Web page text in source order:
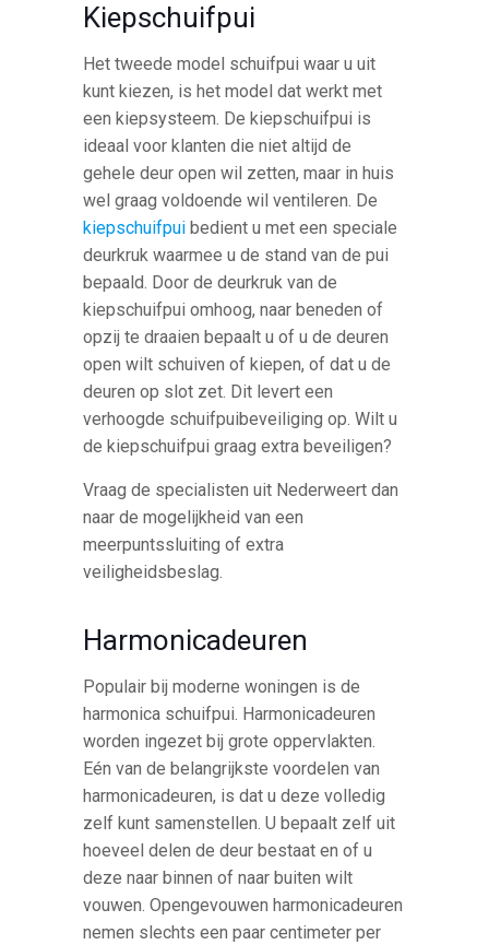
Kiepschuifpui
Het tweede model schuifpui waar u uit
kunt kiezen, is het model dat werkt met
een kiepsysteem. De kiepschuifpui is
ideaal voor klanten die niet altijd de
gehele deur open wil zetten, maar in huis
wel graag voldoende wil ventileren. De
kiepschuifpui bedient u met een speciale
deurkruk waarmee u de stand van de pui
bepaald. Door de deurkruk van de
kiepschuifpui omhoog, naar beneden of
opzij te draaien bepaalt u of u de deuren
open wilt schuiven of kiepen, of dat u de
deuren op slot zet. Dit levert een
verhoogde schuifpuibeveiliging op. Wilt u
de kiepschuifpui graag extra beveiligen?
Vraag de specialisten uit Nederweert dan
naar de mogelijkheid van een
meerpuntssluiting of extra
veiligheidsbeslag.
Harmonicadeuren
Populair bij moderne woningen is de
harmonica schuifpui. Harmonicadeuren
worden ingezet bij grote oppervlakten.
Eén van de belangrijkste voordelen van
harmonicadeuren, is dat u deze volledig
zelf kunt samenstellen. U bepaalt zelf uit
hoeveel delen de deur bestaat en of u
deze naar binnen of naar buiten wilt
vouwen. Opengevouwen harmonicadeuren
nemen slechts een paar centimeter per